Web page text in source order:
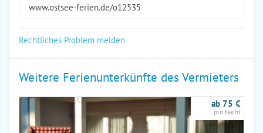
www.ostsee-ferien.de/o12535
Rechtliches Problem melden
Weitere Ferienunterkünfte des Vermieters
ab 75 €
pro Nacht